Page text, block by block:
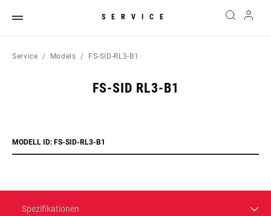
SERVICE
Service Models FS-SID-RL3-B1
FS-SID RL3-B1
MODELL ID: FS-SID-RL3-B1
Spezifikationen